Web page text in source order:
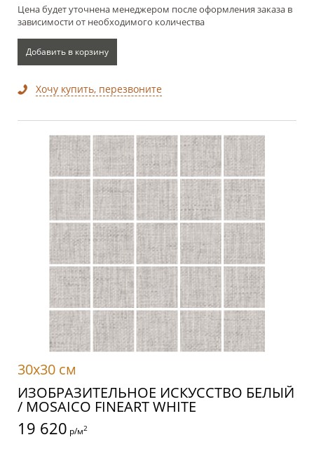
Цена будет уточнена менеджером после оформления заказа в
зависимости от необходимого количества
Добавить в корзину
Хочу купить, перезвоните
30x30 см
ИЗОБРАЗИТЕЛЬНОЕ ИСКУССТВО БЕЛЫЙ
/ MOSAICO FINEART WHITE
19 620 р/м2